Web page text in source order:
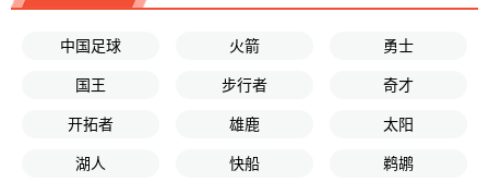
中国足球 火箭 勇士
国王 步行者 奇才
开拓者 雄鹿 太阳
湖人 快船 鹈鹕